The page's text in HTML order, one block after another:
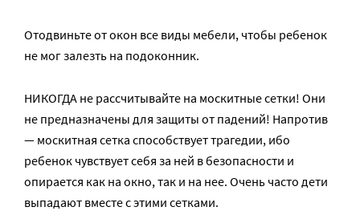
Отодвиньте от окон все виды мебели, чтобы ребенок
не мог залезть на подоконник.
НИКОГДА не рассчитывайте на москитные сетки! Они
не предназначены для защиты от падений! Напротив
— москитная сетка способствует трагедии, ибо
ребенок чувствует себя за ней в безопасности и
опирается как на окно, так и на нее. Очень часто дети
выпадают вместе с этими сетками.